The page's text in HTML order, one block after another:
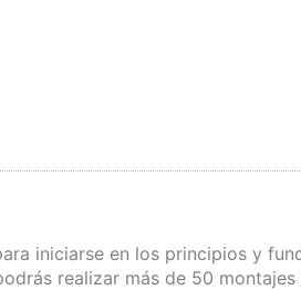
iniciarse en los principios y
realizar más de 50 montajes